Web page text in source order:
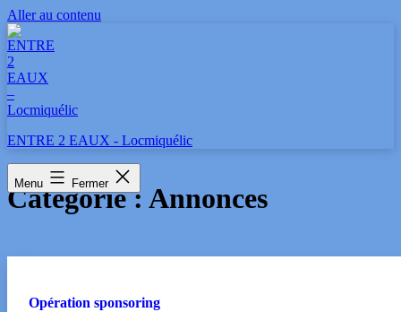
Aller au contenu
ENTRE 2 EAUX - Locmiquélic
Menu Fermer
Catégorie : Annonces
Opération sponsoring